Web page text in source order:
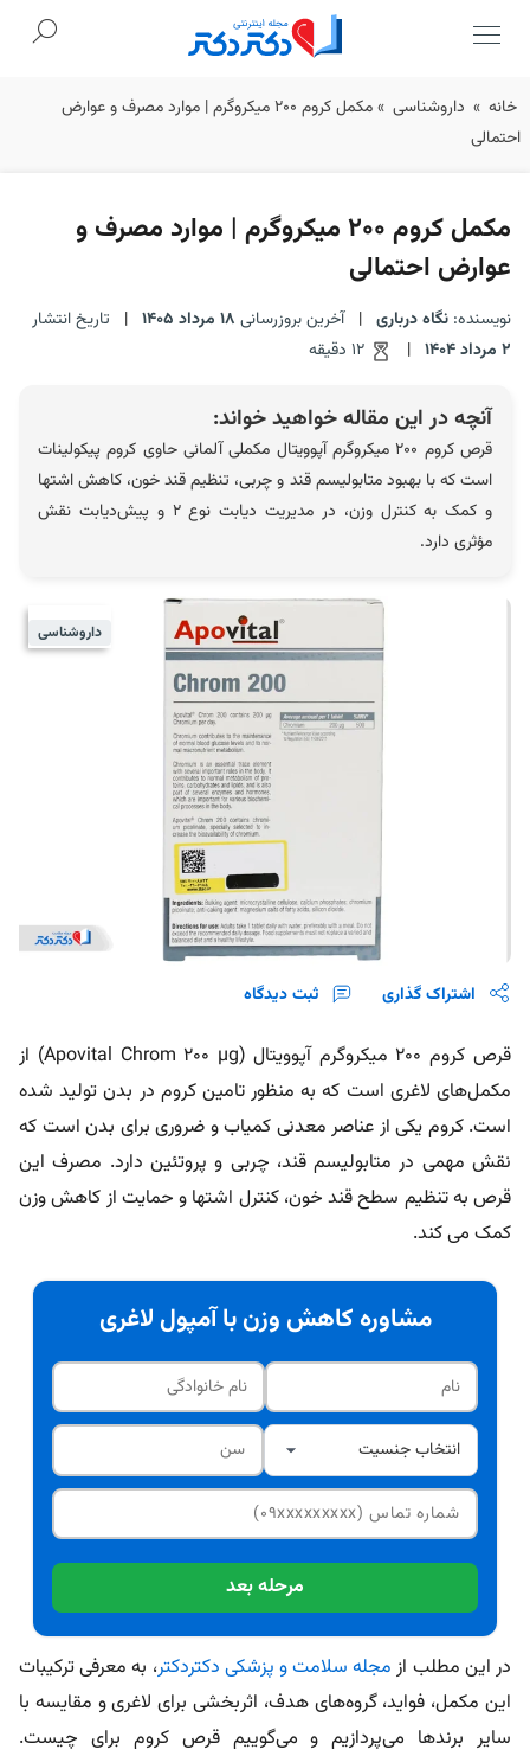
Skip
to
خانه » داروشناسی »
مکمل کروم 200 میکروگرم | موارد مصرف و عوارض
احتمالی
مکمل کروم 200 میکروگرم | موارد مصرف و
عوارض احتمالی
نویسنده: نگاه درباری | آخرین بروزرسانی 18 مرداد 1405 |
تاریخ انتشار
2 مرداد 1404
|
آنچه در این مقاله خواهید خواند:
قرص کروم ۲۰۰ میکروگرم آپوویتال مکملی آلمانی حاوی کروم پیکولینات
است که با بهبود متابولیسم قند و چربی، تنظیم قند خون، کاهش اشتها
و کمک به کنترل وزن، در مدیریت دیابت نوع ۲ و پیش‌دیابت نقش
مؤثری دارد.
داروشناسی
اشتراک گذاری ثبت دیدگاه
قرص کروم 200 میکروگرم آپوویتال (Apovital Chrom 200 µg) از
مکمل‌های لاغری است که به منظور تامین کروم در بدن تولید شده
است. کروم یکی از عناصر معدنی کمیاب و ضروری برای بدن است که
نقش مهمی در متابولیسم قند، چربی و پروتئین دارد. مصرف این
قرص به تنظیم سطح قند خون، کنترل اشتها و حمایت از کاهش وزن
کمک می کند.
مشاوره کاهش وزن با آمپول لاغری
مرحله بعد
در این مطلب از مجله سلامت و پزشکی دکتردکتر، به معرفی ترکیبات
این مکمل، فواید، گروه‌های هدف، اثربخشی برای لاغری و مقایسه با
سایر برندها می‌پردازیم و می‌گوییمقرص کروم برای چیست.